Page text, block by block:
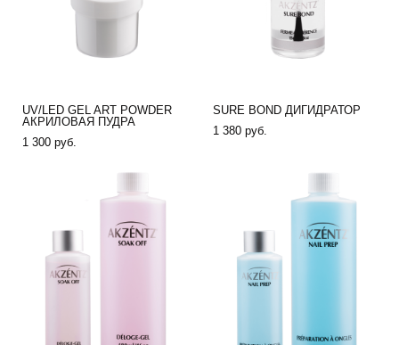
UV/LED GEL ART POWDER
АКРИЛОВАЯ ПУДРА
1 300 pуб.
SURE BOND ДИГИДРАТОР
1 380 pуб.